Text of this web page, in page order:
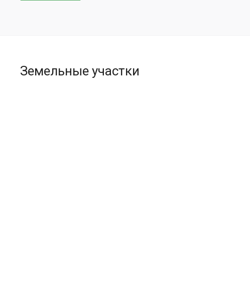
Земельные участки